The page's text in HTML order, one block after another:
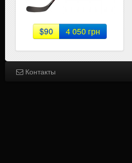
$90 4 050 грн
Контакты